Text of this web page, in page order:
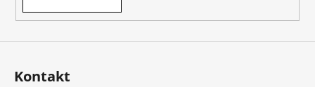
Kontakt